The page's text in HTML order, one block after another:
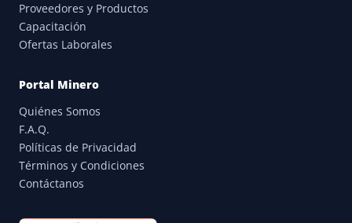
Proveedores y Productos
Capacitación
Ofertas Laborales
Portal Minero
Quiénes Somos
F.A.Q.
Políticas de Privacidad
Términos y Condiciones
Contáctanos